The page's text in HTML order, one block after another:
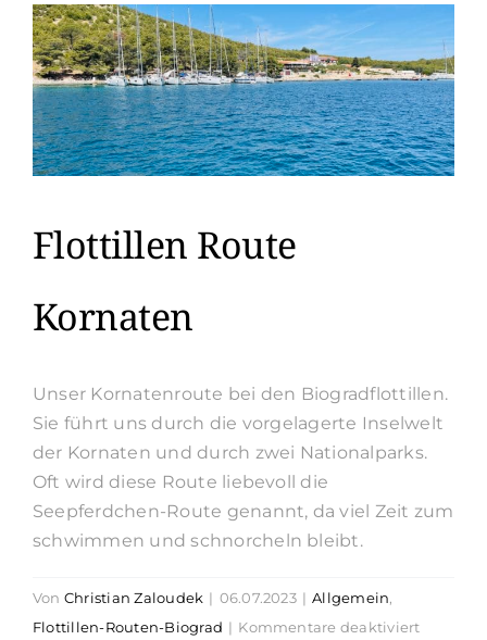
Flottillen Route
Kornaten
Unser Kornatenroute bei den Biogradflottillen.
Sie führt uns durch die vorgelagerte Inselwelt
der Kornaten und durch zwei Nationalparks.
Oft wird diese Route liebevoll die
Seepferdchen-Route genannt, da viel Zeit zum
schwimmen und schnorcheln bleibt.
Von Christian Zaloudek | 06.07.2023 | Allgemein,
Flottillen-Routen-Biograd | Kommentare deaktiviertfür